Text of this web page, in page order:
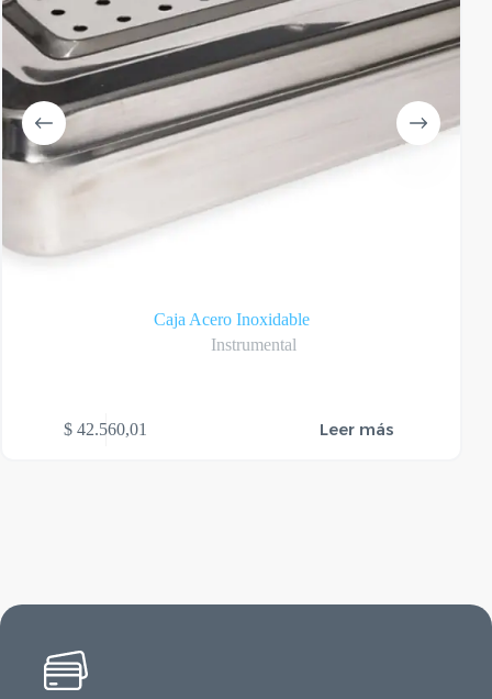
Caja Acero Inoxidable
Instrumental
$ 42.560,01 Leer más